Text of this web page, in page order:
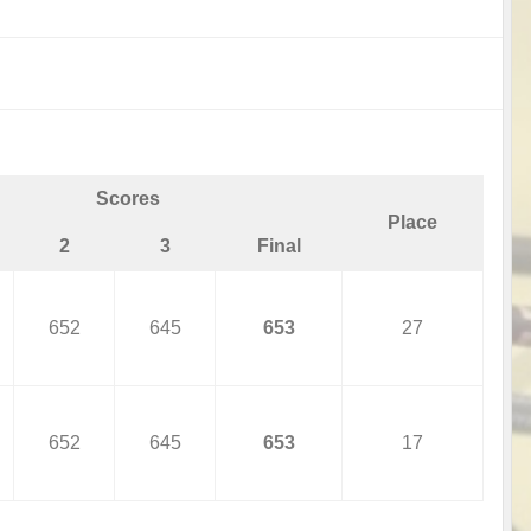
Scores
Place
2 3
Final
652 645 653 27
652 645 653 17